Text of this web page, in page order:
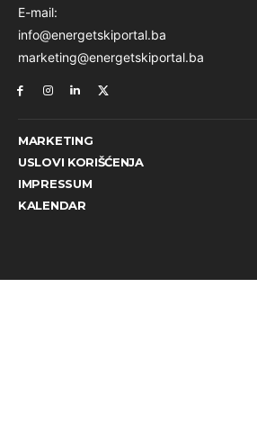
E-mail:
info@energetskiportal.ba
marketing@energetskiportal.ba
MARKETING
USLOVI KORIŠĆENJA
IMPRESSUM
KALENDAR